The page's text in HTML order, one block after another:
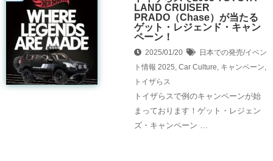
LAND CRUISER
PRADO（Chase）が当たる
ゲット・レジェンド・キャン
ペーン！
2025/01/20
日本での発売/イベン
ト情報 2025, Car Culture, キャンペーン,
トイザらス
トイザらスで例のキャンペーンが始
まっております！ゲット・レジェン
ズ・キャンペーン …